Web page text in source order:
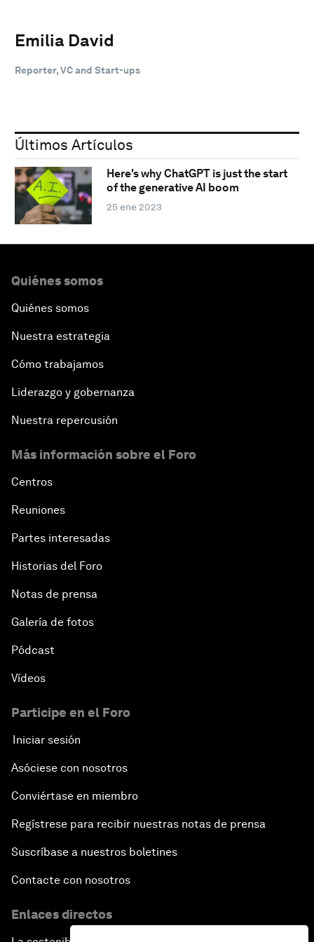
Emilia David
Reporter, VC and Start-ups
Últimos Artículos
Here's why ChatGPT is just the start
of the generative AI boom
25 ene 2023
Quiénes somos
Quiénes somos
Nuestra estrategia
Cómo trabajamos
Liderazgo y gobernanza
Nuestra repercusión
Más información sobre el Foro
Centros
Reuniones
Partes interesadas
Historias del Foro
Notas de prensa
Galería de fotos
Pódcast
Vídeos
Participe en el Foro
Iniciar sesión
Asóciese con nosotros
Conviértase en miembro
Regístrese para recibir nuestras notas de prensa
Suscríbase a nuestros boletines
Contacte con nosotros
Enlaces directos